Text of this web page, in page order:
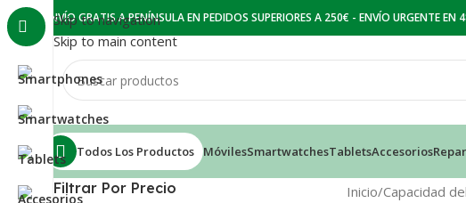
Skip to navigation
Skip to main content
ENVÍO GRATIS A PENÍNSULA EN PEDIDOS SUPERIORES A 250€ - ENVÍO URGENTE EN
Todos Los Productos MóvilesSmartwatchesTabletsAccesorios
Filtrar Por Precio Inicio Capacidad